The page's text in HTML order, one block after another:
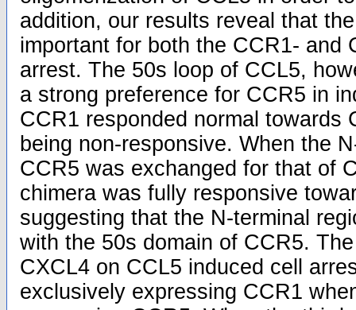
addition, our results reveal that
important for both the CCR1- and
arrest. The 50s loop of CCL5,
a strong preference for CCR5 in
CCR1 responded normal towards
being non-responsive. When the
CCR5 was exchanged for that of
chimera was fully responsive
suggesting that the N-terminal
with the 50s domain of CCR5.
CXCL4 on CCL5 induced cell
exclusively expressing CCR1